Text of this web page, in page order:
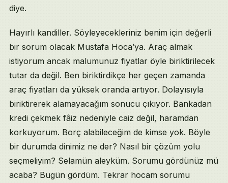
diye.
Hayırlı kandiller. Söyleyecekleriniz benim için değerli
bir sorum olacak Mustafa Hoca’ya. Araç almak
istiyorum ancak malumunuz fiyatlar öyle biriktirilecek
tutar da değil. Ben biriktirdikçe her geçen zamanda
araç fiyatları da yüksek oranda artıyor. Dolayısıyla
biriktirerek alamayacağım sonucu çıkıyor. Bankadan
kredi çekmek fâiz nedeniyle caiz değil, haramdan
korkuyorum. Borç alabileceğim de kimse yok. Böyle
bir durumda dinimiz ne der? Nasıl bir çözüm yolu
seçmeliyim? Selamün aleyküm. Sorumu gördünüz mü
acaba? Bugün gördüm. Tekrar hocam sorumu